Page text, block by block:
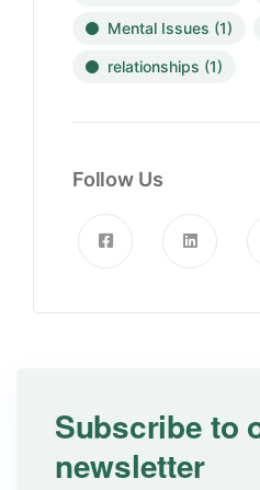
Mental Issues (1)
relationships (1)
Follow Us
Subscribe to
newsletter